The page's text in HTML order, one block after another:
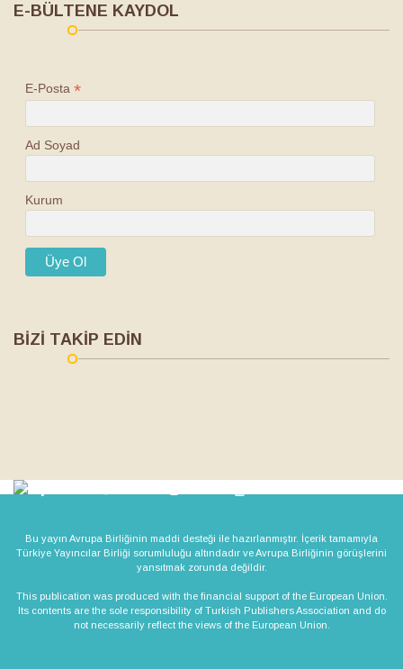
E-BÜLTENE KAYDOL
E-Posta *
Ad Soyad
Kurum
BİZİ TAKİP EDİN
Bu yayın Avrupa Birliğinin maddi desteği ile hazırlanmıştır. İçerik tamamıyla
Türkiye Yayıncılar Birliği sorumluluğu altındadır ve Avrupa Birliğinin görüşlerini
yansıtmak zorunda değildir.
This publication was produced with the financial support of the European Union.
Its contents are the sole responsibility of Turkish Publishers Association and do
not necessarily reflect the views of the European Union.